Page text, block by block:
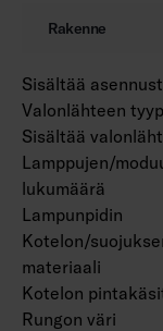
Rakenne
Sisältää
Valonlähteen
Sisältää
Lamppujen/
lukumäärä
Lampunpidin
Kotelon/
materiaali
Kotelon
Rungon väri